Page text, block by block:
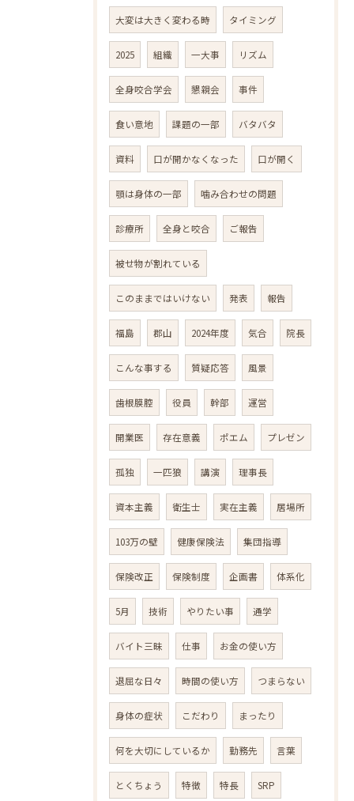
大変は大きく変わる時 タイミング
2025 組織 一大事 リズム
全身咬合学会 懇親会 事件
食い意地 課題の一部 バタバタ
資料 口が開かなくなった 口が開く
顎は身体の一部 噛み合わせの問題
診療所 全身と咬合 ご報告
被せ物が割れている
このままではいけない 発表 報告
福島 郡山 2024年度 気合 院長
こんな事する 質疑応答 風景
歯根膜腔 役員 幹部 運営
開業医 存在意義 ポエム プレゼン
孤独 一匹狼 講演 理事長
資本主義 衛生士 実在主義 居場所
103万の壁 健康保険法 集団指導
保険改正 保険制度 企画書 体系化
5月 技術 やりたい事 通学
バイト三昧 仕事 お金の使い方
退屈な日々 時間の使い方 つまらない
身体の症状 こだわり まったり
何を大切にしているか 勤務先 言葉
とくちょう 特徴 特長 SRP